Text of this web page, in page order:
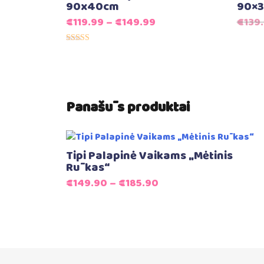
90x40cm
€119.99 – €149.99 €
Panašūs produktai
Tipi Palapinė Vaikams „Mėtinis
Rūkas“
€149.90 – €185.90